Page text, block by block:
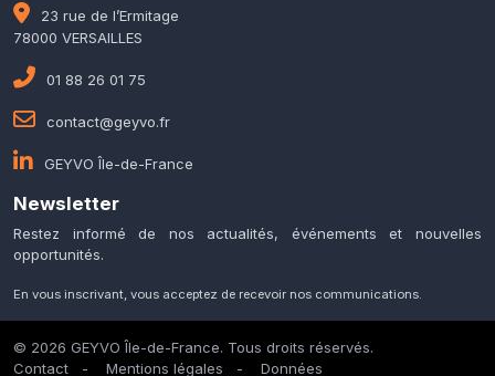
23 rue de l’Ermitage
78000 VERSAILLES
01 88 26 01 75
contact@geyvo.fr
GEYVO Île-de-France
Newsletter
Restez informé de nos actualités, événements et nouvelles
opportunités.
En vous inscrivant, vous acceptez de recevoir nos communications.
© 2026 GEYVO Île-de-France. Tous droits réservés.
Contact - Mentions légales - Données